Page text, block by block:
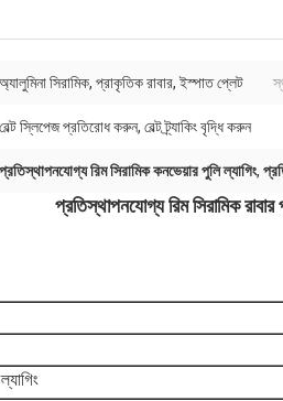
অ্যালুমিনা সিরামিক, প্রাকৃতিক রাবার, ইস্পাত প্লেট
বেল্ট স্লিপেজ প্রতিরোধ করুন, বেল্ট ট্র্যাকিং বৃদ্ধি করুন
প্রতিস্থাপনযোগ্য রিম সিরামিক কনভেয়ার পুলি ল্যাগিং,
প্রতিস্থাপনযোগ্য রিম সিরামিক